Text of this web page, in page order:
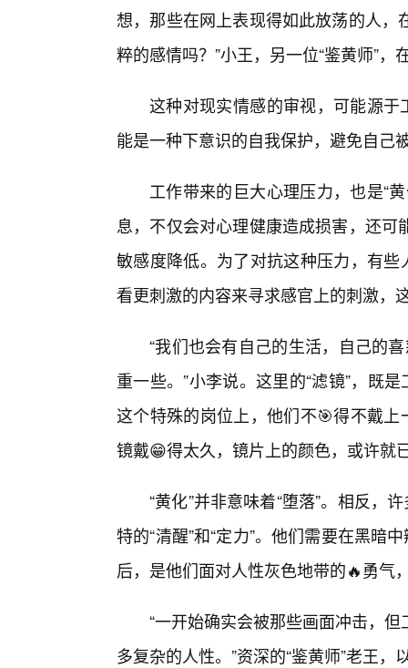
想，那些在网上表现得如此放荡的人
粹的感情吗？”小王，另一位“鉴黄师”
这种对现实情感的审视，可能源于
能是一种下意识的自我保护，避免自己
工作带来的巨大心理压力，也是“
息，不仅会对心理健康造成损害，还
敏感度降低。为了对抗这种压力，有
看更刺激的内容来寻求感官上的刺激，
“我们也会有自己的生活，自己的
重一些。”小李说。这里的“滤镜”，既
这个特殊的岗位上，他们不🎯得不戴
镜戴😁得太久，镜片上的颜色，或许就
“黄化”并非意味着“堕落”。相反，
特的“清醒”和“定力”。他们需要在黑暗
后，是他们面对人性灰色地带的🔥勇气
“一开始确实会被那些画面冲击，
多复杂的人性。”资深的“鉴黄师”老王